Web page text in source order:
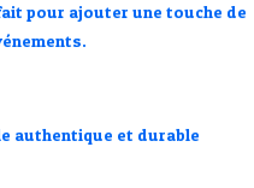
pour ajouter une touche de
authentique et durable